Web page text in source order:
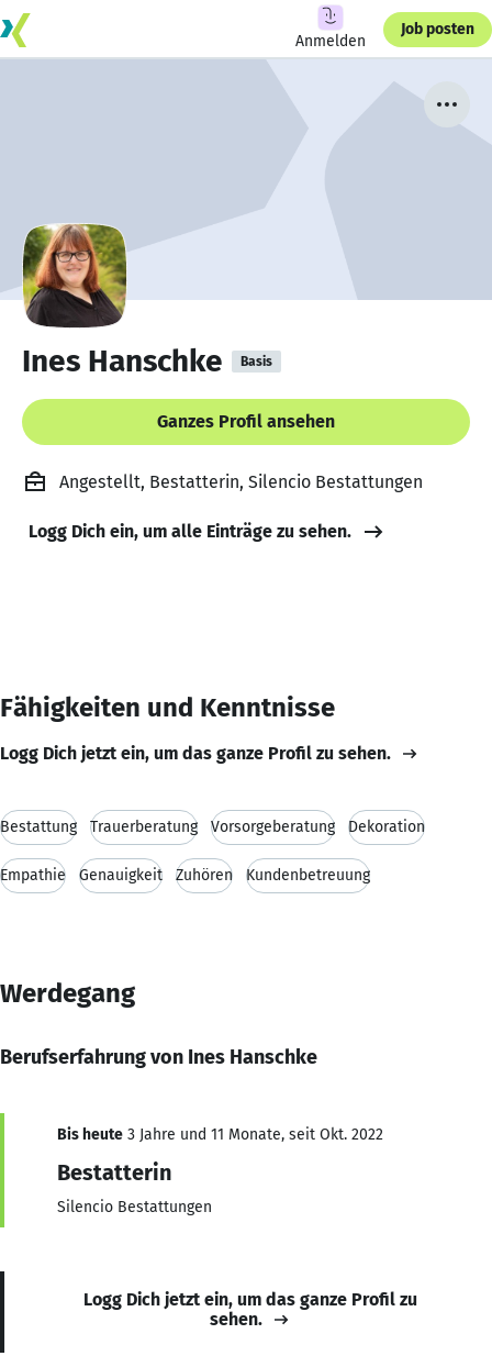
Anmelden
Job posten
Ines Hanschke Basis
Ganzes Profil ansehen
Angestellt, Bestatterin, Silencio Bestattungen
Logg Dich ein, um alle Einträge zu sehen.
Fähigkeiten und Kenntnisse
Logg Dich jetzt ein, um das ganze Profil zu sehen.
Bestattung Trauerberatung Vorsorgeberatung Dekoration
Empathie Genauigkeit Zuhören Kundenbetreuung
Werdegang
Berufserfahrung von Ines Hanschke
Bis heute 3 Jahre und 11 Monate, seit Okt. 2022
Bestatterin
Silencio Bestattungen
Logg Dich jetzt ein, um das ganze Profil zu
sehen.